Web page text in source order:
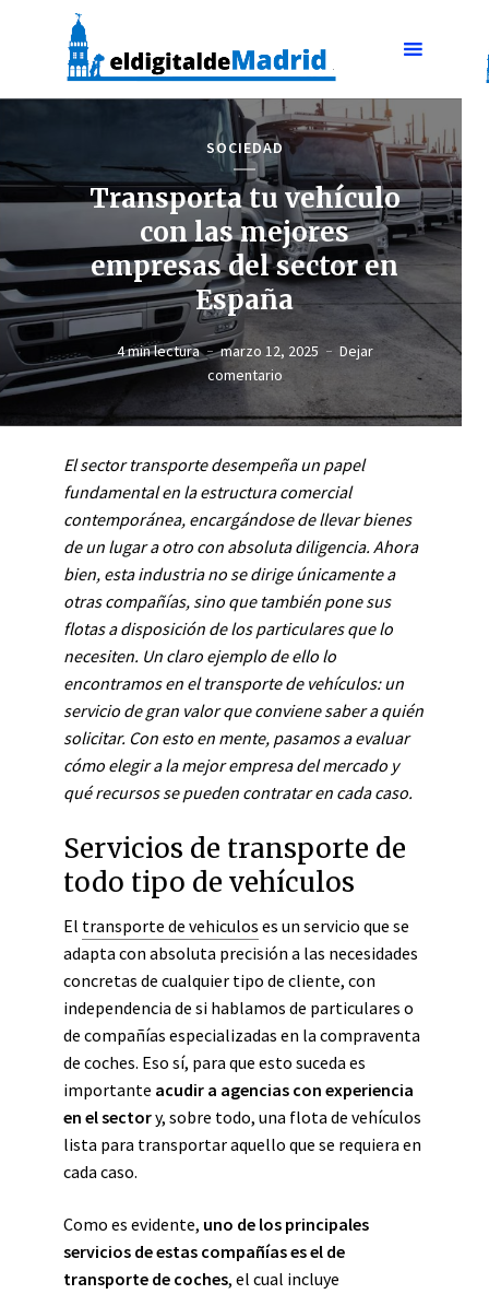
SOCIEDAD
Transporta tu vehículo
con las mejores
empresas del sector en
España
4 min lectura marzo 12, 2025
Dejar
comentario
El sectortransportedesempeña un papel
fundamental en la estructura comercial
contemporánea, encargándose de llevar bienes
de un lugar a otro con absoluta diligencia. Ahora
bien, esta industria no se dirige únicamente a
otras compañías, sino que también pone sus
flotas a disposición de los particulares que lo
necesiten. Un claro ejemplo de ello lo
encontramos en el transporte de vehículos: un
servicio de gran valor que conviene saber a quién
solicitar. Con esto en mente, pasamos a evaluar
cómo elegir a la mejor empresa del mercado y
qué recursos se pueden contratar en cada caso.
Servicios de transporte de
todo tipo de vehículos
El transporte de vehiculos es un servicio que se
adapta con absoluta precisión a las necesidades
concretas de cualquier tipo de cliente, con
independencia de si hablamos de particulares o
de compañías especializadas en la compraventa
de coches. Eso sí, para que esto suceda es
importante acudir a agencias con experiencia
en el sectory, sobre todo, una flota de vehículos
lista para transportar aquello que se requiera en
cada caso.
Como es evidente, uno de los principales
servicios de estas compañías es el de
transporte de coches, el cual incluye